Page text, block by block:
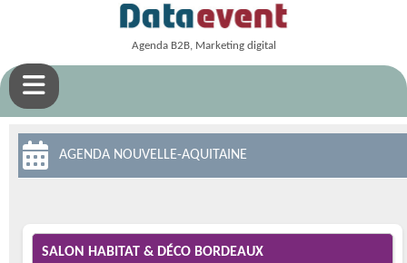
Agenda B2B, Marketing digital
AGENDA NOUVELLE-AQUITAINE
SALON HABITAT & DÉCO BORDEAUX